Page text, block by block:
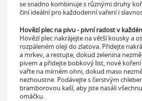
se snadno kombinuje s různými druhy
činí ideální pro každodenní vaření i
Hovězí plec na pivu - pivní radost v
Hovězí plec nakrájejte na větší kousky a
rozpáleném oleji do zlatova. Přidejte
a mrkev, a restujte, dokud zelenina
pivem a přidejte bobkový list, nové
vařte na mírném ohni, dokud maso
nezhoustne. Podávejte s čerstvým
bramborovou kaší, aby jste nasáli
omáčku.